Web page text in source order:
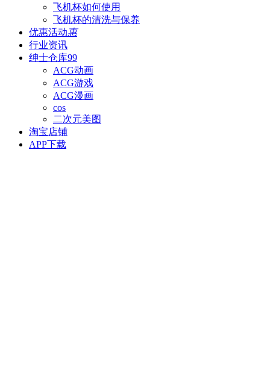
飞机杯如何使用
飞机杯的清洗与保养
优惠活动惠
行业资讯
绅士仓库99
ACG动画
ACG游戏
ACG漫画
cos
二次元美图
淘宝店铺
APP下载